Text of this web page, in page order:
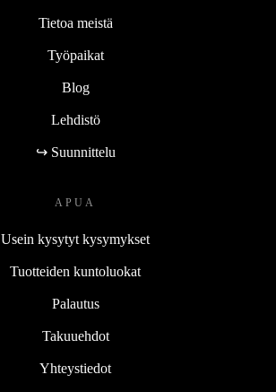
Tietoa meistä
Työpaikat
Blog
Lehdistö
↪ Suunnittelu
APUA
Usein kysytyt kysymykset
Tuotteiden kuntoluokat
Palautus
Takuuehdot
Yhteystiedot